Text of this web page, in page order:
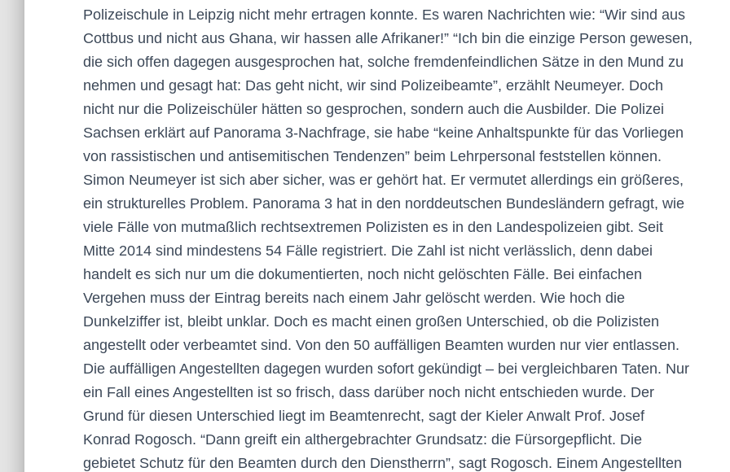
Polizeischule in Leipzig nicht mehr ertragen konnte. Es waren Nachrichten wie: “Wir sind aus
Cottbus und nicht aus Ghana, wir hassen alle Afrikaner!” “Ich bin die einzige Person gewesen,
die sich offen dagegen ausgesprochen hat, solche fremdenfeindlichen Sätze in den Mund zu
nehmen und gesagt hat: Das geht nicht, wir sind Polizeibeamte”, erzählt Neumeyer. Doch
nicht nur die Polizeischüler hätten so gesprochen, sondern auch die Ausbilder. Die Polizei
Sachsen erklärt auf Panorama 3-Nachfrage, sie habe “keine Anhaltspunkte für das Vorliegen
von rassistischen und antisemitischen Tendenzen” beim Lehrpersonal feststellen können.
Simon Neumeyer ist sich aber sicher, was er gehört hat. Er vermutet allerdings ein größeres,
ein strukturelles Problem. Panorama 3 hat in den norddeutschen Bundesländern gefragt, wie
viele Fälle von mutmaßlich rechtsextremen Polizisten es in den Landespolizeien gibt. Seit
Mitte 2014 sind mindestens 54 Fälle registriert. Die Zahl ist nicht verlässlich, denn dabei
handelt es sich nur um die dokumentierten, noch nicht gelöschten Fälle. Bei einfachen
Vergehen muss der Eintrag bereits nach einem Jahr gelöscht werden. Wie hoch die
Dunkelziffer ist, bleibt unklar. Doch es macht einen großen Unterschied, ob die Polizisten
angestellt oder verbeamtet sind. Von den 50 auffälligen Beamten wurden nur vier entlassen.
Die auffälligen Angestellten dagegen wurden sofort gekündigt – bei vergleichbaren Taten. Nur
ein Fall eines Angestellten ist so frisch, dass darüber noch nicht entschieden wurde. Der
Grund für diesen Unterschied liegt im Beamtenrecht, sagt der Kieler Anwalt Prof. Josef
Konrad Rogosch. “Dann greift ein althergebrachter Grundsatz: die Fürsorgepflicht. Die
gebietet Schutz für den Beamten durch den Dienstherrn”, sagt Rogosch. Einem Angestellten